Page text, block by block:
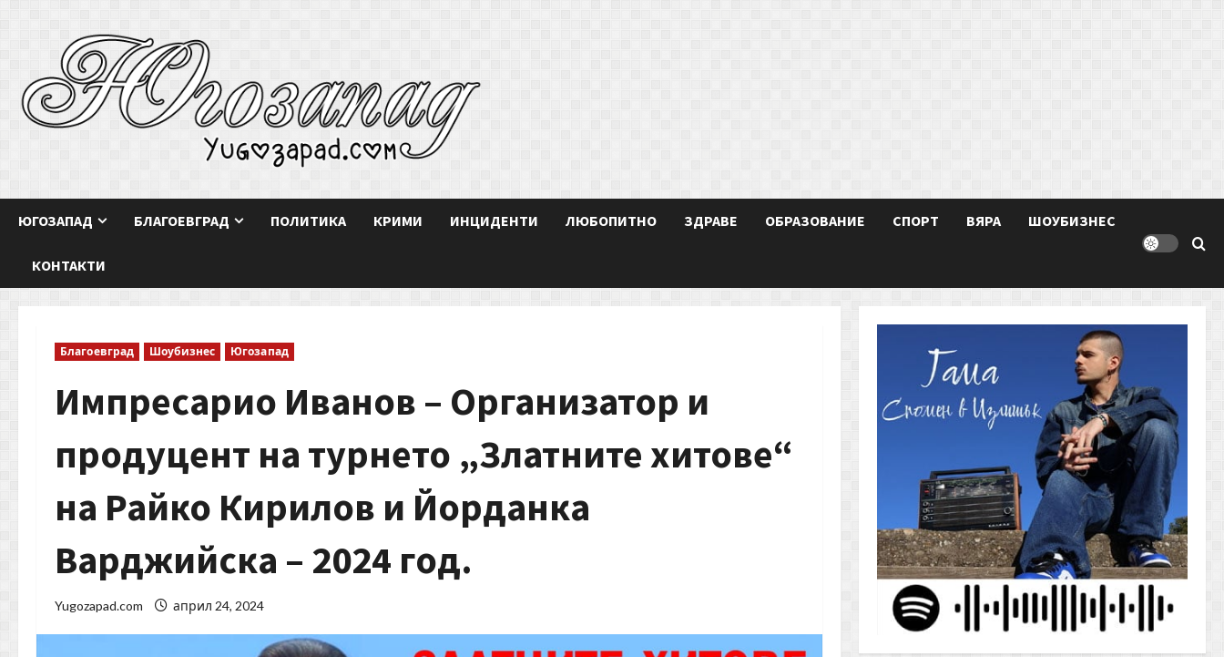
ЮГОЗАПАД БЛАГОЕВГРАД ПОЛИТИКА КРИМИ ИНЦИДЕНТИ ЛЮБОПИТНО ЗДРАВЕ ОБРАЗОВАНИЕ СПОРТ ВЯРА ШОУБИЗНЕС
КОНТАКТИ
Благоевград Шоубизнес Югозапад
Импресарио Иванов – Организатор и
продуцент на турнето „Златните хитове“
на Райко Кирилов и Йорданка
Варджийска – 2024 год.
Yugozapad.com април 24, 2024